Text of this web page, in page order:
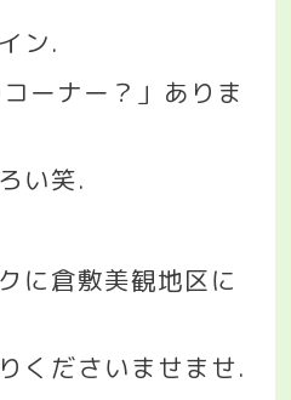
ン.
ーナー？」ありま
い笑.
に倉敷美観地区に
くださいませませ.